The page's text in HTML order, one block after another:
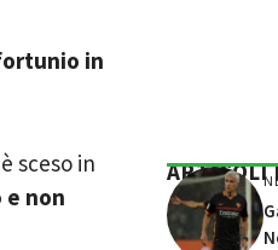
in
sceso in
non
ARTICOLI